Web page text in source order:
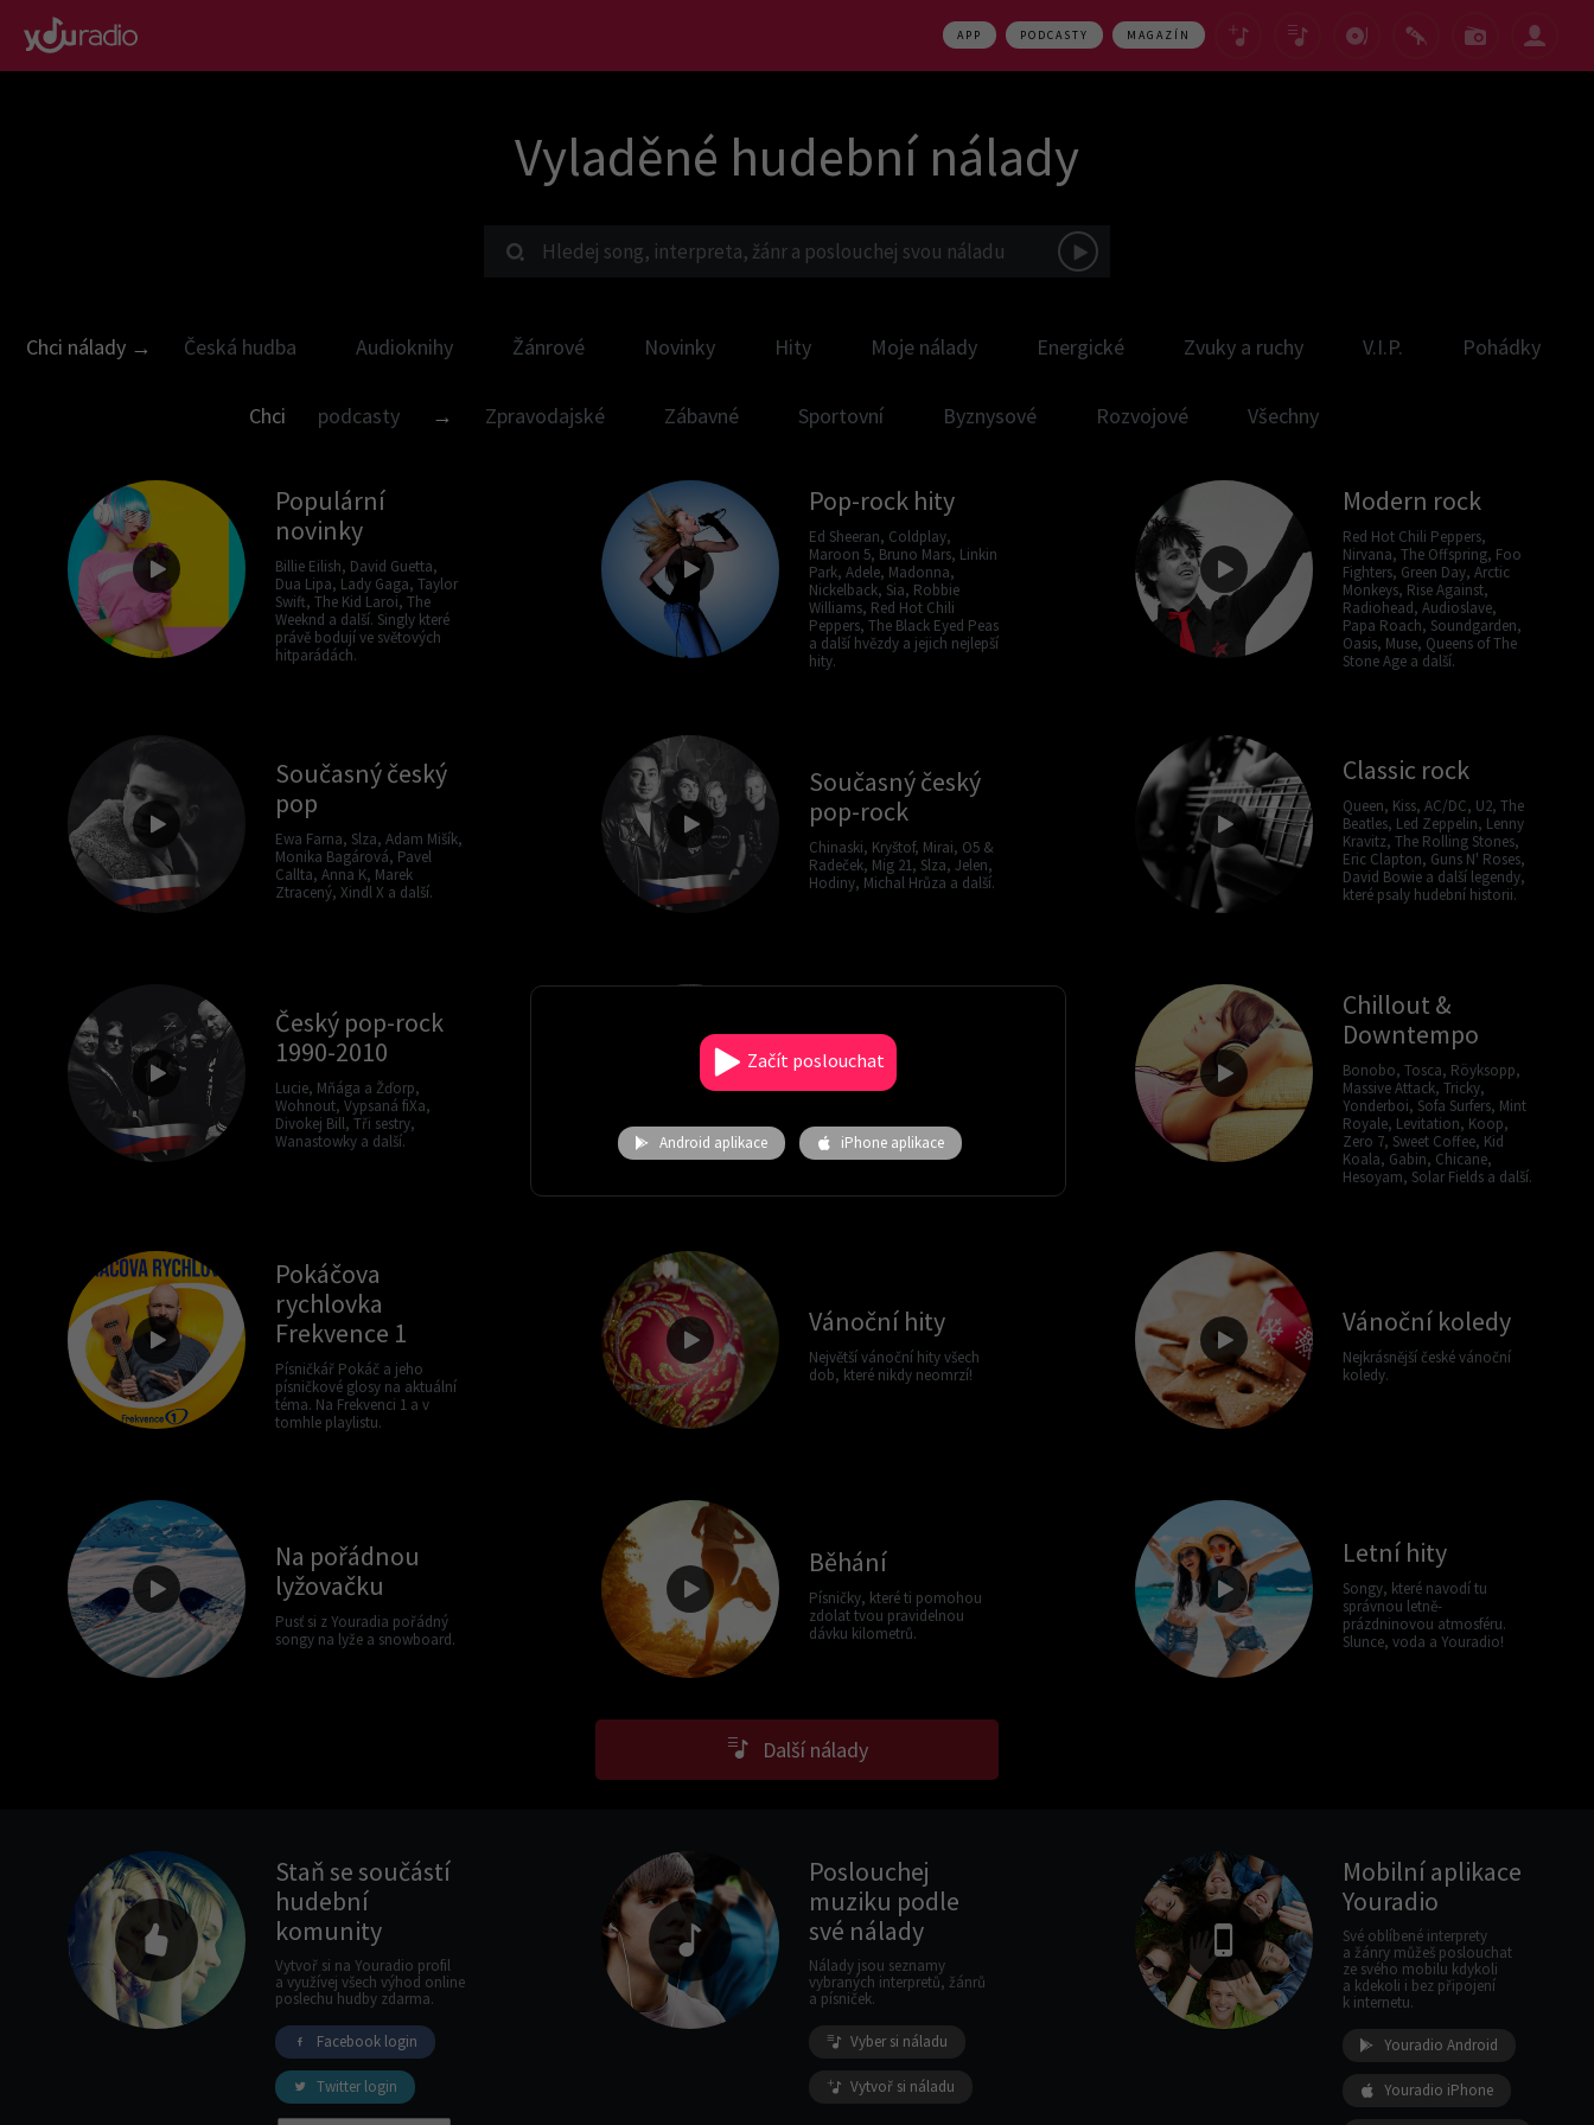
APP PODCASTY MAGAZÍN
Vyladěné hudební nálady
Chci nálady → Česká hudba Audioknihy Žánrové Novinky Hity Moje nálady Energické Zvuky a ruchy V.I.P. Pohádky
Chci podcasty → Zpravodajské Zábavné Sportovní Byznysové Rozvojové Všechny
Populární
novinky
Billie Eilish, David Guetta,
Dua Lipa, Lady Gaga, Taylor
Swift, The Kid Laroi, The
Weeknd a další. Singly které
právě bodují ve světových
hitparádách.
Pop-rock hity
Ed Sheeran, Coldplay,
Maroon 5, Bruno Mars, Linkin
Park, Adele, Madonna,
Nickelback, Sia, Robbie
Williams, Red Hot Chili
Peppers, The Black Eyed Peas
a další hvězdy a jejich nejlepší
hity.
Modern rock
Red Hot Chili Peppers,
Nirvana, The Offspring, Foo
Fighters, Green Day, Arctic
Monkeys, Rise Against,
Radiohead, Audioslave,
Papa Roach, Soundgarden,
Oasis, Muse, Queens of The
Stone Age a další.
Současný český
pop
Ewa Farna, Slza, Adam Mišík,
Monika Bagárová, Pavel
Callta, Anna K, Marek
Ztracený, Xindl X a další.
Současný český
pop-rock
Chinaski, Kryštof, Mirai, O5 &
Radeček, Mig 21, Slza, Jelen,
Hodiny, Michal Hrůza a další.
Classic rock
Queen, Kiss, AC/DC, U2, The
Beatles, Led Zeppelin, Lenny
Kravitz, The Rolling Stones,
Eric Clapton, Guns N' Roses,
David Bowie a další legendy,
které psaly hudební historii.
Český pop-rock
1990-2010
Lucie, Mňága a Žďorp,
Wohnout, Vypsaná fiXa,
Divokej Bill, Tři sestry,
Wanastowky a další.
klasika
Karel Gott, Lucie Bílá, Meky
Žbirka, Hana Zagorová,
Vondráčková, Michal David,
Petr Muk a další.
Chillout &
Downtempo
Bonobo, Tosca, Röyksopp,
Massive Attack, Tricky,
Yonderboi, Sofa Surfers, Mint
Royale, Levitation, Koop,
Zero 7, Sweet Coffee, Kid
Koala, Gabin, Chicane,
Hesoyam, Solar Fields a další.
Pokáčova
rychlovka
Frekvence 1
Písničkář Pokáč a jeho
písničkové glosy na aktuální
téma. Na Frekvenci 1 a v
tomhle playlistu.
Vánoční hity
Největší vánoční hity všech
dob, které nikdy neomrzí!
Vánoční koledy
Nejkrásnější české vánoční
koledy.
Na pořádnou
lyžovačku
Pusť si z Youradia pořádný
songy na lyže a snowboard.
Běhání
Písničky, které ti pomohou
zdolat tvou pravidelnou
dávku kilometrů.
Letní hity
Songy, které navodí tu
správnou letně-
prázdninovou atmosféru.
Slunce, voda a Youradio!
Další nálady
Staň se součástí
hudební
komunity
Vytvoř si na Youradio profil
a využívej všech výhod online
poslechu hudby zdarma.
Facebook login
Twitter login
Poslouchej
muziku podle
své nálady
Nálady jsou seznamy
vybraných interpretů, žánrů
a písniček.
Vyber si náladu
Vytvoř si náladu
Mobilní aplikace
Youradio
Své oblíbené interprety
a žánry můžeš poslouchat
ze svého mobilu kdykoli
a kdekoli i bez připojení
k internetu.
Youradio Android
Youradio iPhone
Začít poslouchat
Android aplikace iPhone aplikace